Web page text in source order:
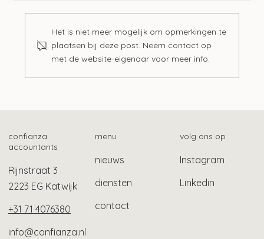
Aof-premie al jaren te hoog?
Het is niet meer mogelijk om opmerkingen te
plaatsen bij deze post. Neem contact op
met de website-eigenaar voor meer info.
confianza
accountants
Rijnstraat 3
2223 EG Katwijk
+31 71 4076380
info@confianza.nl
menu
nieuws
diensten
contact
volg ons op
Instagram
Linkedin